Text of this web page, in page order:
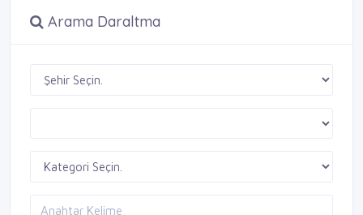
Arama Daraltma